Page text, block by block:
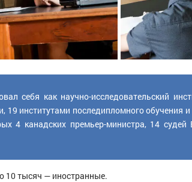
себя как научно-исследовательский
институтами последипломного обучения
4 канадских премьер-министра, 14
10 тысяч — иностранные.